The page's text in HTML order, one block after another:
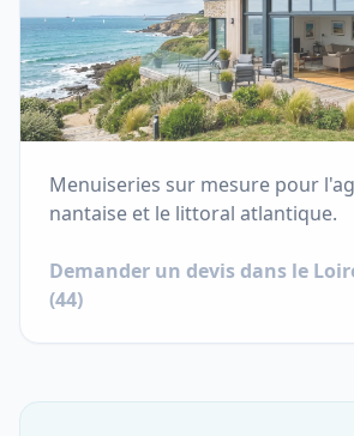
Menuiseries sur mesure pour
nantaise et le littoral atlantique.
Demander un devis dans le
(44)